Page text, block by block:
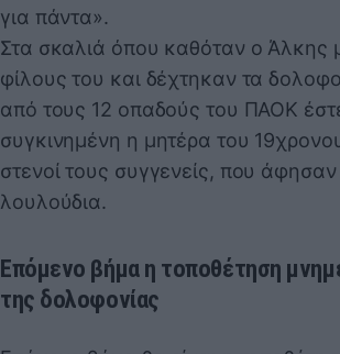
για πάντα».
Στα σκαλιά όπου καθόταν ο Άλκης
φίλους του και δέχτηκαν τα
από τους 12 οπαδούς του ΠΑΟΚ
συγκινημένη η μητέρα του
στενοί τους συγγενείς, που άφησαν
λουλούδια.
Επόμενο βήμα η τοποθέτηση
της δολοφονίας